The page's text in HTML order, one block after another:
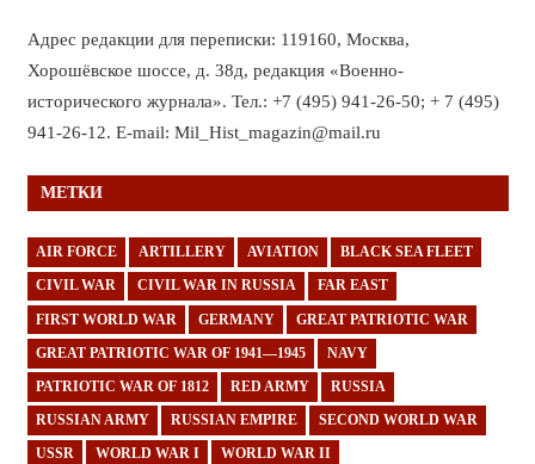
Адрес редакции для переписки: 119160, Москва,
Хорошёвское шоссе, д. 38д, редакция «Военно-
исторического журнала». Тел.: +7 (495) 941-26-50; + 7 (495)
941-26-12. E-mail: Mil_Hist_magazin@mail.ru
МЕТКИ
AIR FORCE ARTILLERY AVIATION BLACK SEA FLEET
CIVIL WAR CIVIL WAR IN RUSSIA FAR EAST
FIRST WORLD WAR GERMANY GREAT PATRIOTIC WAR
GREAT PATRIOTIC WAR OF 1941—1945 NAVY
PATRIOTIC WAR OF 1812 RED ARMY RUSSIA
RUSSIAN ARMY RUSSIAN EMPIRE SECOND WORLD WAR
USSR WORLD WAR I WORLD WAR II